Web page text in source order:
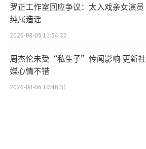
罗正工作室回应争议：太入戏亲女演员
纯属造谣
2026-08-05 11:54:32
周杰伦未受“私生子”传闻影响 更新社
媒心情不错
2026-08-06 10:46:31